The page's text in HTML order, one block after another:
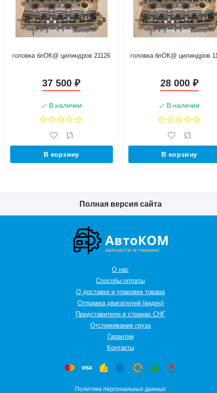
головка блОК@ цилиндров 21126
37 500₽
В наличии
В корзину
головка блОК@ цилиндров
28 000 ₽
В наличии
В корзину
Полная версия сайта
О нас
Способы оплаты
О доставке и упаковке товара
Отправка двигателей (видео)
Представители в странах СНГ
Oтслеживание груза
Гарантии
Контакты
Политика персональных данных